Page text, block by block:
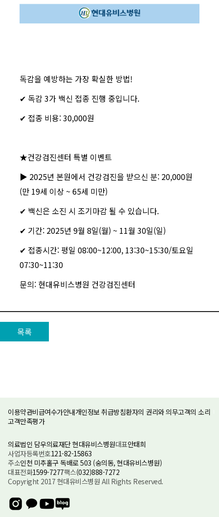
독감을 예방하는 가장 확실한 방법!
✔ 독감 3가 백신 접종 진행 중입니다.
✔ 접종 비용: 30,000원
★건강검진센터 특별 이벤트
▶ 2025년 본원에서 건강검진을 받으신 분: 20,000원
(만 19세 이상 ~ 65세 미만)
✔ 백신은 소진 시 조기마감 될 수 있습니다.
✔ 기간: 2025년 9월 8일(월) ~ 11월 30일(일)
✔ 접종시간: 평일 08:00~12:00, 13:30~15:30/토요일
07:30~11:30
문의: 현대유비스병원 건강검진센터
목록
이용약관비급여수가안내개인정보 취급방침환자의 권리와 의무고객의 소리
고객만족평가
의료법인 담우의료재단 현대유비스병원대표안태희
사업자등록번호121-82-15863
주소인천 미추홀구 독배로 503 (숭의동, 현대유비스병원)
대표전화1599-7277팩스(032)888-7272
Copyright 2017 현대유비스병원 All Rights Reserved.